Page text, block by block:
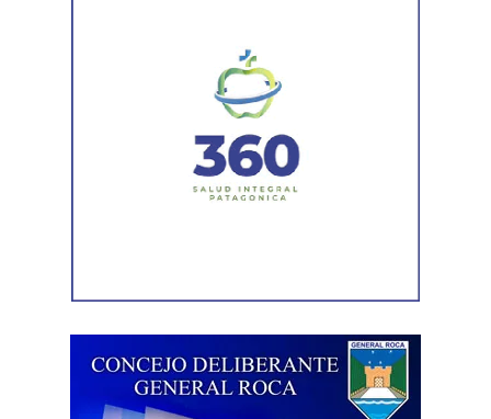
la magistrada explicó que el
desistimiento es una forma de poner fin
anticipadamente a un proceso judicial cuando una de
las partes decide no continuar con la acción.
Agregó que el Código Procesal Civil y Comercial autoriza
esa posibilidad siempre que, si la demanda ya fue
concretado, la jueza entendió que estaban cumplidos
todos los requisitos legales para admitir el desistimiento y
declarar extinguido el proceso.
«En virtud de ello entiendo que se encuentran